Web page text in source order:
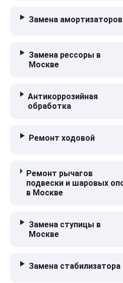
Замена амортизаторов
Замена рессоры в
Москве
Антикоррозийная
обработка
Ремонт ходовой
Ремонт рычагов
подвески и шаровых
в Москве
Замена ступицы в
Москве
Замена стабилизатора